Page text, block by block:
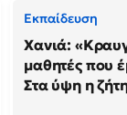
Εκπαίδευση
Χανιά:
μαθητές που
Στα ύψη η